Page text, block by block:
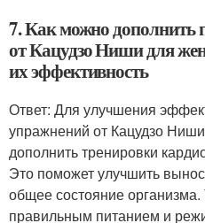
7. Как можно
от Кацудзо Ниши для
их эффективность
Ответ: Для улучшения
упражнений от Кацудзо
дополнить тренировки
Это поможет улучшить
общее состояние
правильным питанием и